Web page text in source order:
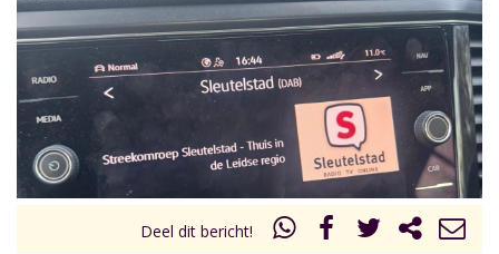
12.00 - 19.00 uur
Vorig uur
uur 1 van 0 Volgend uur
Deel dit bericht!